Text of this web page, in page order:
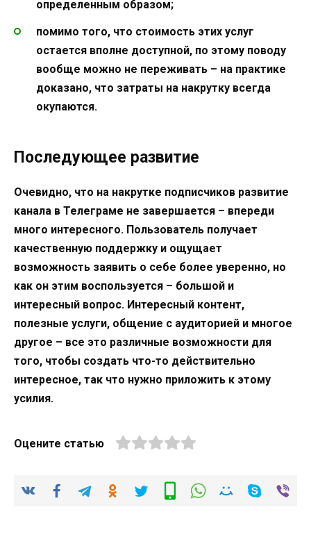
определенным образом;
помимо того, что стоимость этих услуг
остается вполне доступной, по этому поводу
вообще можно не переживать – на практике
доказано, что затраты на накрутку всегда
окупаются.
Последующее развитие
Очевидно, что на накрутке подписчиков развитие
канала в Телеграме не завершается – впереди
много интересного. Пользователь получает
качественную поддержку и ощущает
возможность заявить о себе более уверенно, но
как он этим воспользуется – большой и
интересный вопрос. Интересный контент,
полезные услуги, общение с аудиторией и многое
другое – все это различные возможности для
того, чтобы создать что-то действительно
интересное, так что нужно приложить к этому
усилия.
Оцените статью